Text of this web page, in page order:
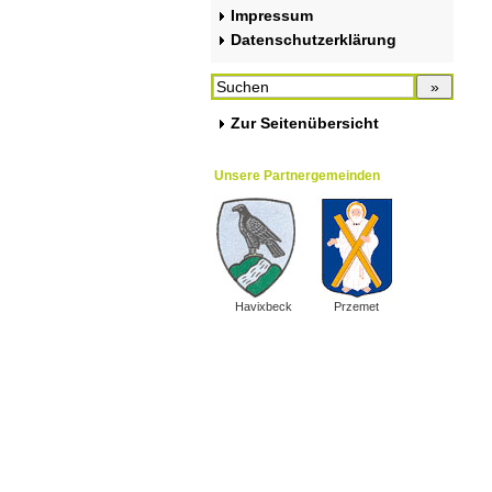
Impressum
Datenschutzerklärung
Zur Seitenübersicht
Unsere Partnergemeinden
Havixbeck Przemet